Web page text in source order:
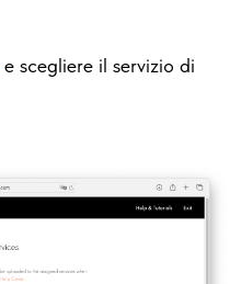
e scegliere il servizio di